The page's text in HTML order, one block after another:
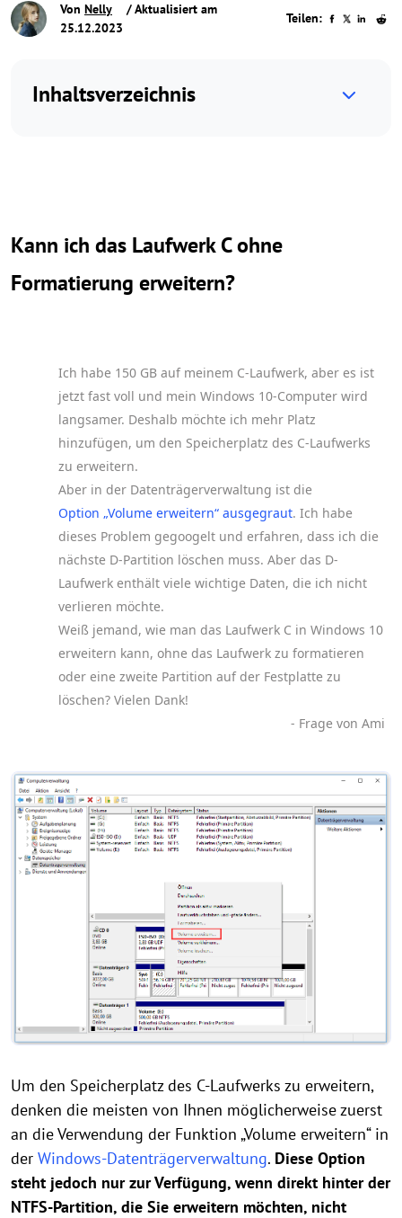
Von Nelly
/ Aktualisiert am
25.12.2023
Teilen:
Inhaltsverzeichnis
Kann ich das Laufwerk C ohne
Formatierung erweitern?
Ich habe 150 GB auf meinem C-Laufwerk, aber es ist
jetzt fast voll und mein Windows 10-Computer wird
langsamer. Deshalb möchte ich mehr Platz
hinzufügen, um den Speicherplatz des C-Laufwerks
zu erweitern.
Aber in der Datenträgerverwaltung ist die
Option „Volume erweitern“ ausgegraut. Ich habe
dieses Problem gegoogelt und erfahren, dass ich die
nächste D-Partition löschen muss. Aber das D-
Laufwerk enthält viele wichtige Daten, die ich nicht
verlieren möchte.
Weiß jemand, wie man das Laufwerk C in Windows 10
erweitern kann, ohne das Laufwerk zu formatieren
oder eine zweite Partition auf der Festplatte zu
löschen? Vielen Dank!
- Frage von Ami
Um den Speicherplatz des C-Laufwerks zu erweitern,
denken die meisten von Ihnen möglicherweise zuerst
an die Verwendung der Funktion „Volume erweitern“ in
der Windows-Datenträgerverwaltung. Diese Option
steht jedoch nur zur Verfügung, wenn direkt hinter der
NTFS-Partition, die Sie erweitern möchten, nicht